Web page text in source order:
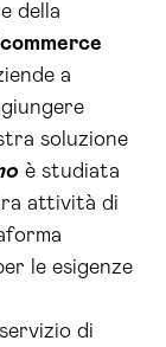
della
a
soluzione
è studiata
attività di
le esigenze
di